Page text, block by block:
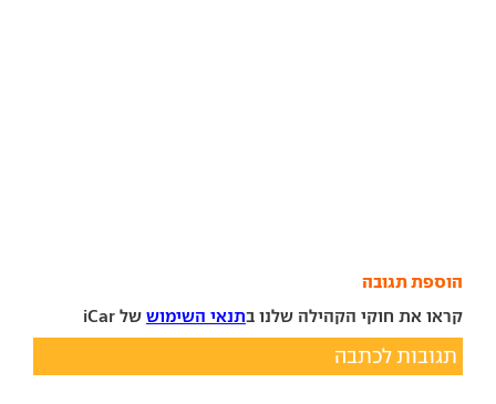
הוספת תגובה
קראו את חוקי הקהילה שלנו בתנאי השימוש של iCar
תגובות לכתבה